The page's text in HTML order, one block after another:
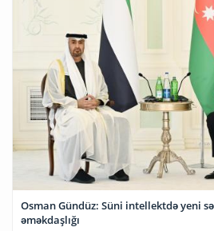
Osman Gündüz: Süni intellektdə yeni
əməkdaşlığı